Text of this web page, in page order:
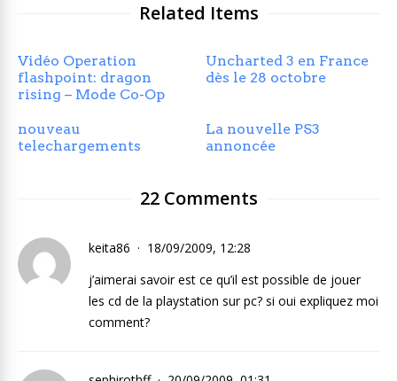
Related Items
Vidéo Operation
flashpoint: dragon
rising – Mode Co-Op
Uncharted 3 en France
dès le 28 octobre
nouveau
telechargements
La nouvelle PS3
annoncée
22 Comments
keita86
18/09/2009, 12:28
j’aimerai savoir est ce qu’il est possible de jouer
les cd de la playstation sur pc? si oui expliquez moi
comment?